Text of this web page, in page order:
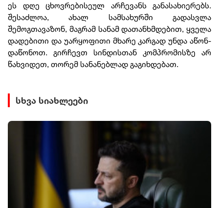
ეს დღე ცხოვრებისეულ არჩევანს განასახიერებს.
შესაძლოა, ახალ სამსახურში გადასვლა
შემოგთავაზონ, მაგრამ სანამ დათანხმდებით, ყველა
დადებითი და უარყოფითი მხარე კარგად უნდა აწონ-
დაწონოთ. გირჩევთ სინდისთან კომპრომისზე არ
წახვიდეთ, თორემ სანანებლად გაგიხდებათ.
სხვა სიახლეები